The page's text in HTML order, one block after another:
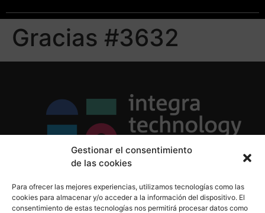
Gestionar el consentimiento
de las cookies
Para ofrecer las mejores experiencias, utilizamos tecnologías como las
cookies para almacenar y/o acceder a la información del dispositivo. El
consentimiento de estas tecnologías nos permitirá procesar datos como
Gracias #3632
Política de Cookies
Aviso Legal